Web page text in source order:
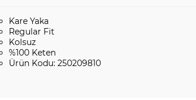
Kare Yaka
Regular Fit
Kolsuz
%100 Keten
Ürün Kodu: 250209810